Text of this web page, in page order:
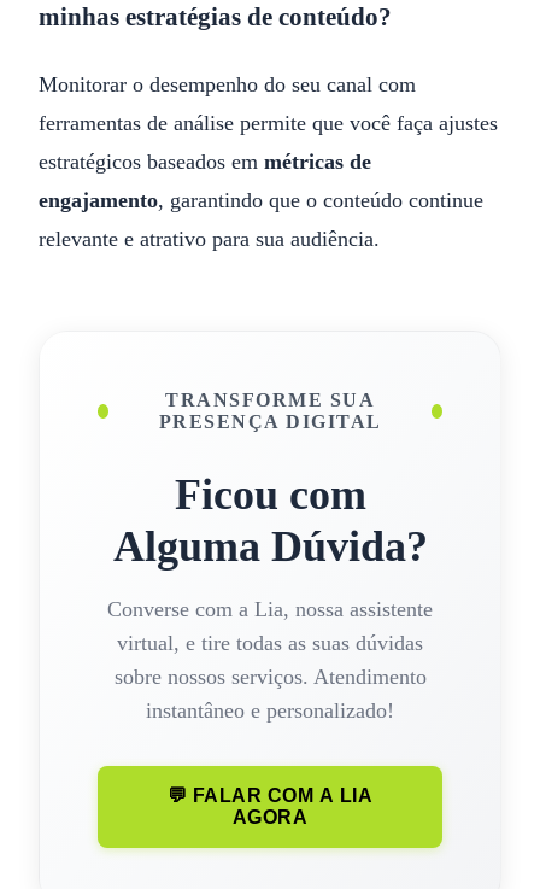
minhas estratégias de conteúdo?
Monitorar o desempenho do seu canal com
ferramentas de análise permite que você faça ajustes
estratégicos baseados em métricas de
engajamento, garantindo que o conteúdo continue
relevante e atrativo para sua audiência.
TRANSFORME SUA
PRESENÇA DIGITAL
Ficou com
Alguma Dúvida?
Converse com a Lia, nossa assistente
virtual, e tire todas as suas dúvidas
sobre nossos serviços. Atendimento
instantâneo e personalizado!
💬 FALAR COM A LIA
AGORA